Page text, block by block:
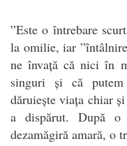
”Este o întrebare
la omilie, iar
ne învață că nici în
singuri și că
dăruiește viața chiar
a dispărut. După o
dezamăgiră amară, o